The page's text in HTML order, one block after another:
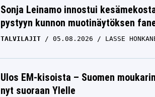
Sonja Leinamo innostui
pystyyn kunnon muotinäytöksen
TALVILAJIT 05.08.2026 LASSE
Ulos EM-kisoista – Suomen
nyt suoraan Ylelle